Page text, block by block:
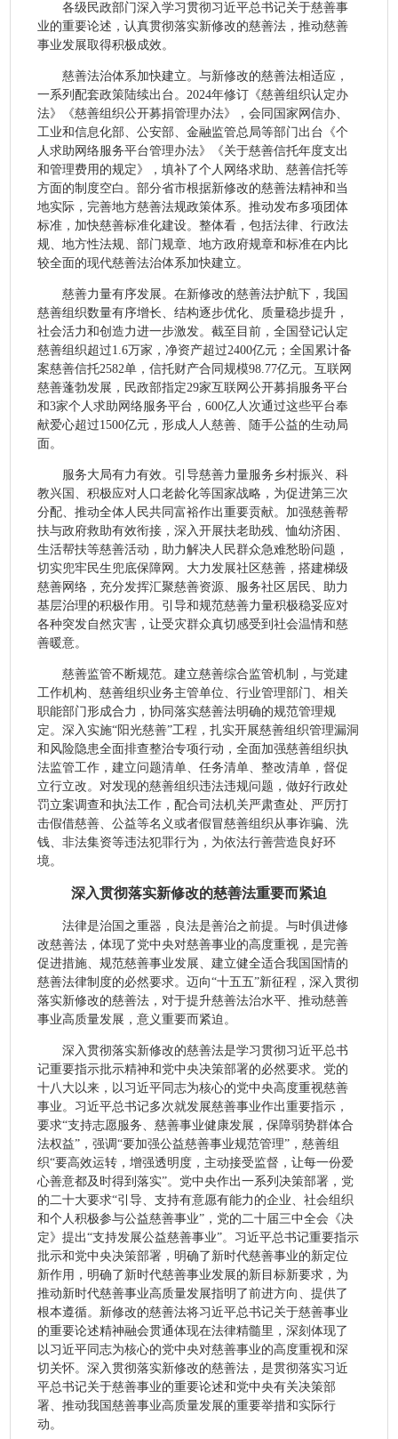
各级民政部门深入学习贯彻习近平总书记关于慈善事
业的重要论述，认真贯彻落实新修改的慈善法，推动慈善
事业发展取得积极成效。
慈善法治体系加快建立。与新修改的慈善法相适应，
一系列配套政策陆续出台。2024年修订《慈善组织认定办
法》《慈善组织公开募捐管理办法》，会同国家网信办、
工业和信息化部、公安部、金融监管总局等部门出台《个
人求助网络服务平台管理办法》《关于慈善信托年度支出
和管理费用的规定》，填补了个人网络求助、慈善信托等
方面的制度空白。部分省市根据新修改的慈善法精神和当
地实际，完善地方慈善法规政策体系。推动发布多项团体
标准，加快慈善标准化建设。整体看，包括法律、行政法
规、地方性法规、部门规章、地方政府规章和标准在内比
较全面的现代慈善法治体系加快建立。
慈善力量有序发展。在新修改的慈善法护航下，我国
慈善组织数量有序增长、结构逐步优化、质量稳步提升，
社会活力和创造力进一步激发。截至目前，全国登记认定
慈善组织超过1.6万家，净资产超过2400亿元；全国累计备
案慈善信托2582单，信托财产合同规模98.77亿元。互联网
慈善蓬勃发展，民政部指定29家互联网公开募捐服务平台
和3家个人求助网络服务平台，600亿人次通过这些平台奉
献爱心超过1500亿元，形成人人慈善、随手公益的生动局
面。
服务大局有力有效。引导慈善力量服务乡村振兴、科
教兴国、积极应对人口老龄化等国家战略，为促进第三次
分配、推动全体人民共同富裕作出重要贡献。加强慈善帮
扶与政府救助有效衔接，深入开展扶老助残、恤幼济困、
生活帮扶等慈善活动，助力解决人民群众急难愁盼问题，
切实兜牢民生兜底保障网。大力发展社区慈善，搭建梯级
慈善网络，充分发挥汇聚慈善资源、服务社区居民、助力
基层治理的积极作用。引导和规范慈善力量积极稳妥应对
各种突发自然灾害，让受灾群众真切感受到社会温情和慈
善暖意。
慈善监管不断规范。建立慈善综合监管机制，与党建
工作机构、慈善组织业务主管单位、行业管理部门、相关
职能部门形成合力，协同落实慈善法明确的规范管理规
定。深入实施“阳光慈善”工程，扎实开展慈善组织管理漏洞
和风险隐患全面排查整治专项行动，全面加强慈善组织执
法监管工作，建立问题清单、任务清单、整改清单，督促
立行立改。对发现的慈善组织违法违规问题，做好行政处
罚立案调查和执法工作，配合司法机关严肃查处、严厉打
击假借慈善、公益等名义或者假冒慈善组织从事诈骗、洗
钱、非法集资等违法犯罪行为，为依法行善营造良好环
境。
深入贯彻落实新修改的慈善法重要而紧迫
法律是治国之重器，良法是善治之前提。与时俱进修
改慈善法，体现了党中央对慈善事业的高度重视，是完善
促进措施、规范慈善事业发展、建立健全适合我国国情的
慈善法律制度的必然要求。迈向“十五五”新征程，深入贯彻
落实新修改的慈善法，对于提升慈善法治水平、推动慈善
事业高质量发展，意义重要而紧迫。
深入贯彻落实新修改的慈善法是学习贯彻习近平总书
记重要指示批示精神和党中央决策部署的必然要求。党的
十八大以来，以习近平同志为核心的党中央高度重视慈善
事业。习近平总书记多次就发展慈善事业作出重要指示，
要求“支持志愿服务、慈善事业健康发展，保障弱势群体合
法权益”，强调“要加强公益慈善事业规范管理”，慈善组
织“要高效运转，增强透明度，主动接受监督，让每一份爱
心善意都及时得到落实”。党中央作出一系列决策部署，党
的二十大要求“引导、支持有意愿有能力的企业、社会组织
和个人积极参与公益慈善事业”，党的二十届三中全会《决
定》提出“支持发展公益慈善事业”。习近平总书记重要指示
批示和党中央决策部署，明确了新时代慈善事业的新定位
新作用，明确了新时代慈善事业发展的新目标新要求，为
推动新时代慈善事业高质量发展指明了前进方向、提供了
根本遵循。新修改的慈善法将习近平总书记关于慈善事业
的重要论述精神融会贯通体现在法律精髓里，深刻体现了
以习近平同志为核心的党中央对慈善事业的高度重视和深
切关怀。深入贯彻落实新修改的慈善法，是贯彻落实习近
平总书记关于慈善事业的重要论述和党中央有关决策部
署、推动我国慈善事业高质量发展的重要举措和实际行
动。